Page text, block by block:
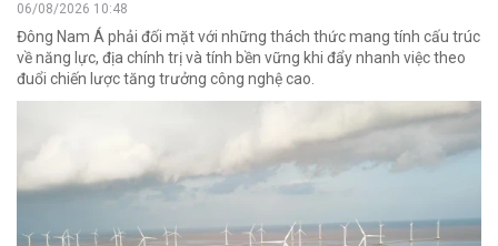
06/08/2026 10:48
Đông Nam Á phải đối mặt với những thách thức mang tính cấu trúc
về năng lực, địa chính trị và tính bền vững khi đẩy nhanh việc theo
đuổi chiến lược tăng trưởng công nghệ cao.